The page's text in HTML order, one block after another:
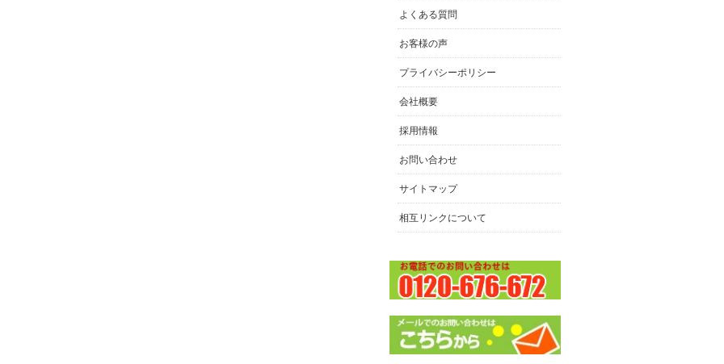
よくある質問
お客様の声
プライバシーポリシー
会社概要
採用情報
お問い合わせ
サイトマップ
相互リンクについて